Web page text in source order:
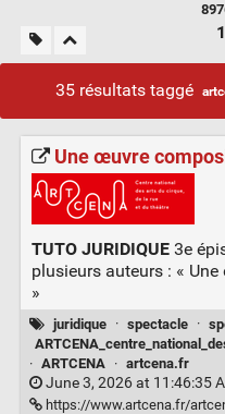
35 résultats taggé
Une œuvre
TUTO JURIDIQUE3e
plusieurs auteurs : «
»
juridique · spectacle ·
· ARTCENA · artcena.fr
June 3, 2026 at 11:46:35
https://www.artcena.fr/artcena-